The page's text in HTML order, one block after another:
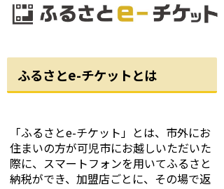
ふるさとe-チケットとは
「ふるさとe-チケット」とは、市外にお
住まいの方が可児市にお越しいただいた
際に、スマートフォンを用いてふるさと
納税ができ、加盟店ごとに、その場で返